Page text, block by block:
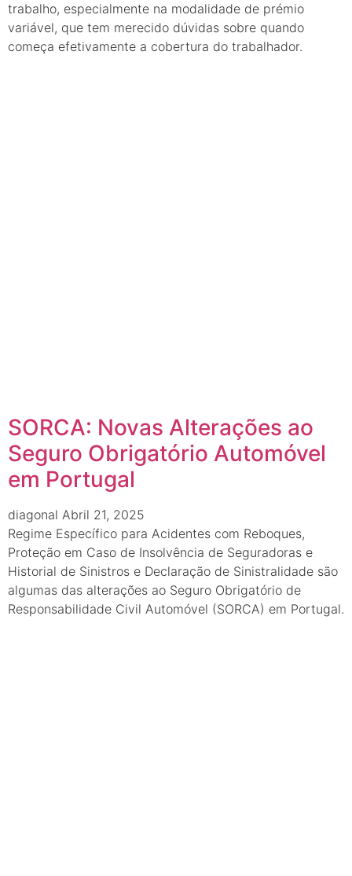
trabalho, especialmente na modalidade de prémio
variável, que tem merecido dúvidas sobre quando
começa efetivamente a cobertura do trabalhador.
SORCA: Novas Alterações ao
Seguro Obrigatório Automóvel
em Portugal
diagonal Abril 21, 2025
Regime Específico para Acidentes com Reboques,
Proteção em Caso de Insolvência de Seguradoras e
Historial de Sinistros e Declaração de Sinistralidade são
algumas das alterações ao Seguro Obrigatório de
Responsabilidade Civil Automóvel (SORCA) em Portugal.